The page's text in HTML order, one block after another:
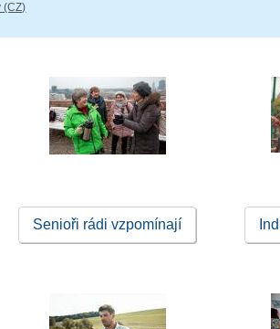
(CZ)
Senioři rádi vzpomínají